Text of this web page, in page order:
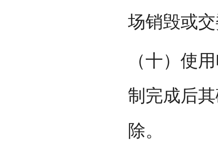
场销毁或
（十）使
制完成后
除。